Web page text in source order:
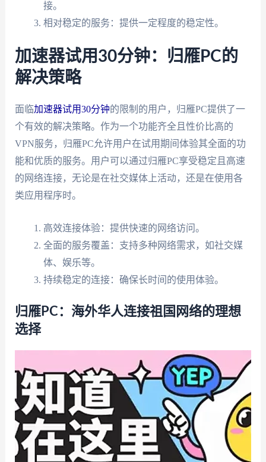
接。
相对稳定的服务：提供一定程度的稳定性。
加速器试用30分钟：归雁PC的
解决策略
面临加速器试用30分钟的限制的用户，归雁PC提供了一
个有效的解决策略。作为一个功能齐全且性价比高的
VPN服务，归雁PC允许用户在试用期间体验其全面的功
能和优质的服务。用户可以通过归雁PC享受稳定且高速
的网络连接，无论是在社交媒体上活动，还是在使用各
类应用程序时。
高效连接体验：提供快速的网络访问。
全面的服务覆盖：支持多种网络需求，如社交媒
体、娱乐等。
持续稳定的连接：确保长时间的使用体验。
归雁PC：海外华人连接祖国网络的理想
选择